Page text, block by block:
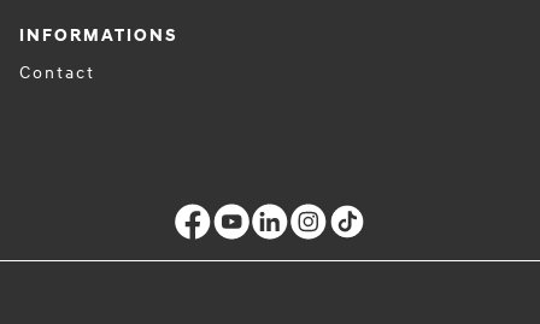
INFORMATIONS
Contact